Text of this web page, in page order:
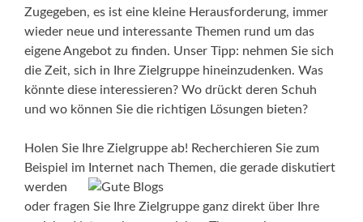
Zugegeben, es ist eine kleine Herausforderung, immer
wieder neue und interessante Themen rund um das
eigene Angebot zu finden. Unser Tipp: nehmen Sie sich
die Zeit, sich in Ihre Zielgruppe hineinzudenken. Was
könnte diese interessieren? Wo drückt deren Schuh
und wo können Sie die richtigen Lösungen bieten?
Holen Sie Ihre Zielgruppe ab! Recherchieren Sie zum
Beispiel im Internet nach Themen, die gerade diskutiert
werden
oder fragen Sie Ihre Zielgruppe ganz direkt über Ihre